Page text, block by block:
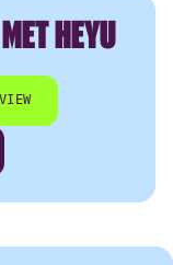
HEYU